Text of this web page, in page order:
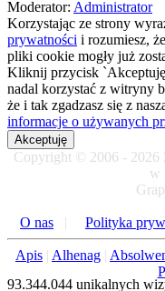
Moderator: Administrator
Korzystając ze strony
prywatności i rozumiesz,
pliki cookie mogły już
Kliknij przycisk
nadal korzystać z witryny
że i tak zgadzasz się z
informacje o używanych
Akceptuję
Copyright © 2006 - 2026
w
O nas | Polityka
Apis | Alhenag |
93.344.044 unikalnych